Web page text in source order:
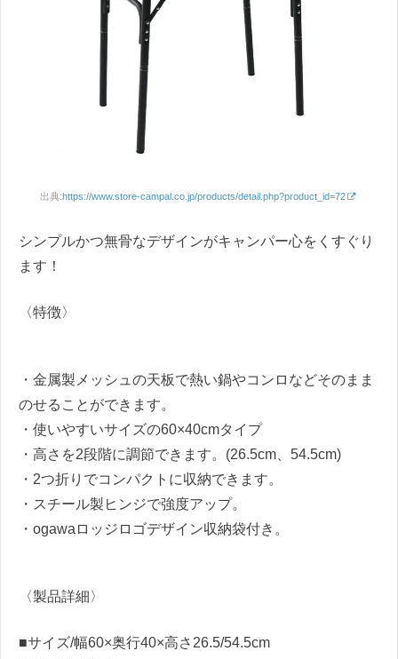
出典:https://www.store-campal.co.jp/products/detail.php?product_id=72
シンプルかつ無骨なデザインがキャンパー心をくすぐり
ます！
〈特徴〉
・金属製メッシュの天板で熱い鍋やコンロなどそのまま
のせることができます。
・使いやすいサイズの60×40cmタイプ
・高さを2段階に調節できます。(26.5cm、54.5cm)
・2つ折りでコンパクトに収納できます。
・スチール製ヒンジで強度アップ。
・ogawaロッジロゴデザイン収納袋付き。
〈製品詳細〉
■サイズ/幅60×奥行40×高さ26.5/54.5cm